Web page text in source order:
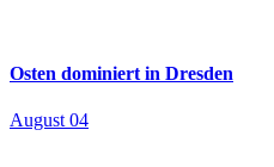
Osten dominiert in Dresden
August 04